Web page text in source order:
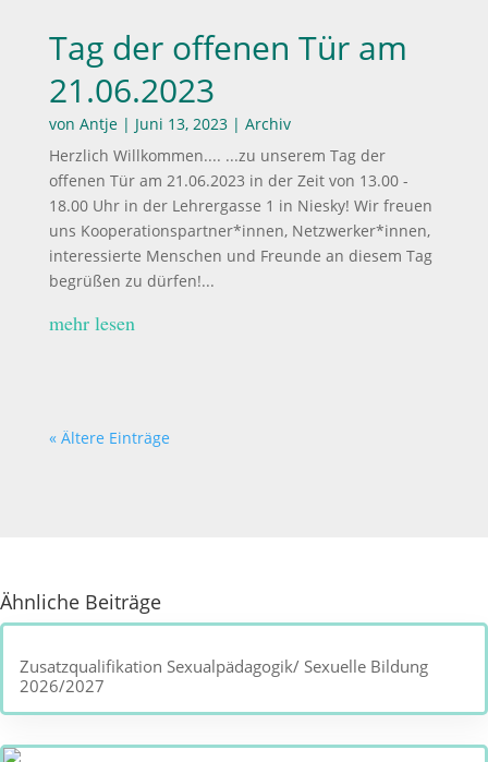
Tag der offenen Tür am
21.06.2023
von Antje| Juni 13, 2023| Archiv
Herzlich Willkommen.... ...zu unserem Tag der
offenen Tür am 21.06.2023 in der Zeit von 13.00 -
18.00 Uhr in der Lehrergasse 1 in Niesky! Wir freuen
uns Kooperationspartner*innen, Netzwerker*innen,
interessierte Menschen und Freunde an diesem Tag
begrüßen zu dürfen!...
mehr lesen
« Ältere Einträge
Ähnliche Beiträge
Zusatzqualifikation Sexualpädagogik/ Sexuelle Bildung
2026/2027